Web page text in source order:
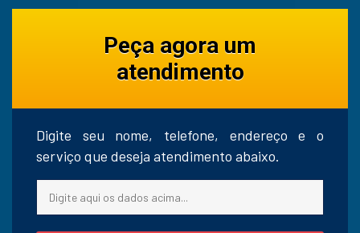
Peça agora um
atendimento
Digite seu nome, telefone, endereço e o
serviço que deseja atendimento abaixo.